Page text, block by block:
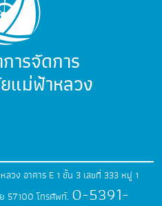
ารจัดการ
แม่ฟ้าหลวง
ลวง อาคาร E 1 ชั้น 3 เลขที่ 333 หมู่ 1
57100 โทรศัพท์. 0-5391-